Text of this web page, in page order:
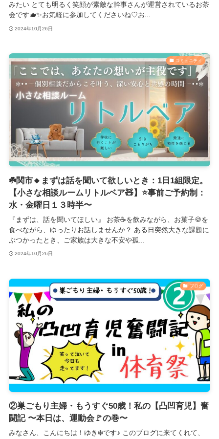
みたい とても明るく笑顔が素敵な幹事さんが運営されているお茶
会です🫖✨お気軽に参加してくださいね♡お...
2024年10月26日
コミュニティ
☘️関市🔸まずは話を聞いて欲しいとき：1日1組限定。
【小さな相談ルームリトルベア🧸】⭐️事前ご予約制：
水・金曜日１３時半〜
『まずは、話を聞いてほしい』 お茶☕を飲みながら、お菓子🍪を
食べながら、ゆったりお話しませんか？ ある日突然大きな課題に
ぶつかったとき、ご家族は大きな不安や孤...
2024年10月26日
ブログ
②巣ごもり主婦・もうすぐ50歳！私の【凸凹育児】奮
闘記 〜本日は、運動会🚩の巻〜
みなさん、こんにちは！ゆき❄️です♪ このブログに来てくれて、